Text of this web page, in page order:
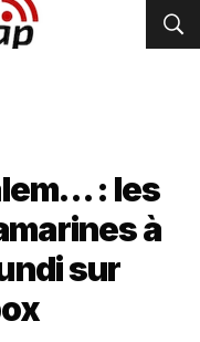
: les
à
sur